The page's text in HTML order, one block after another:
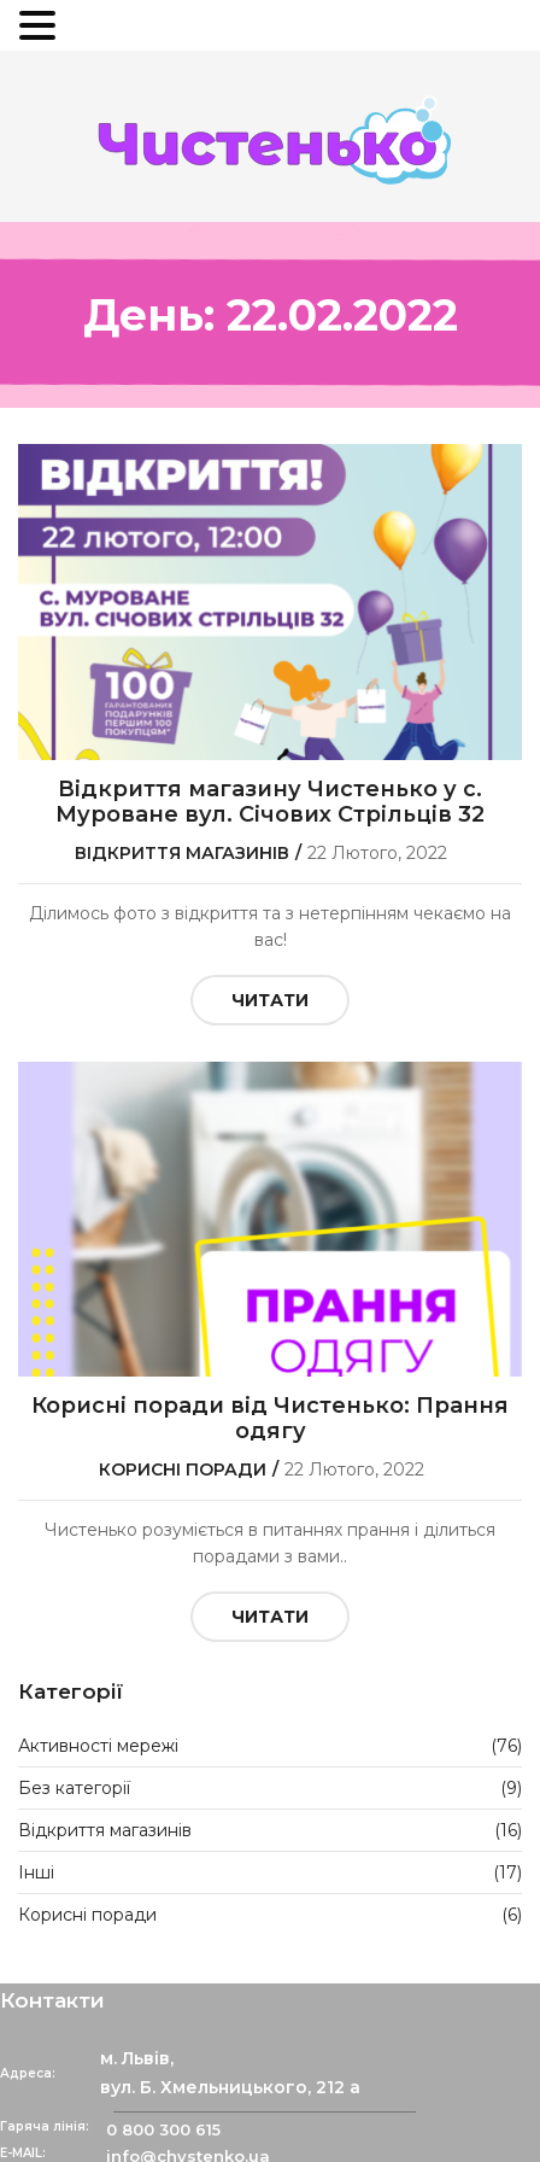
День: 22.02.2022
Відкриття магазину Чистенько у с.
Муроване вул. Січових Стрільців 32
ВІДКРИТТЯ МАГАЗИНІВ 22 Лютого, 2022
Ділимось фото з відкриття та з нетерпінням чекаємо на
вас!
ЧИТАТИ
Корисні поради від Чистенько: Прання
одягу
КОРИСНІ ПОРАДИ 22 Лютого, 2022
Чистенько розуміється в питаннях прання і ділиться
порадами з вами..
ЧИТАТИ
Категорії
Активності мережі
(76)
Без категорії
(9)
Відкриття магазинів
(16)
Інші
(17)
Корисні поради
(6)
Контакти
Адреса:
м. Львів,
вул. Б. Хмельницького, 212 а
Гаряча лінія: 0 800 300 615
info@chystenko.ua